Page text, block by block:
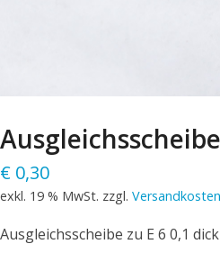
€ 0,30
exkl. 19 % MwSt. zzgl. Versandkosten
Ausgleichsscheibe zu E 6 0,1 dick